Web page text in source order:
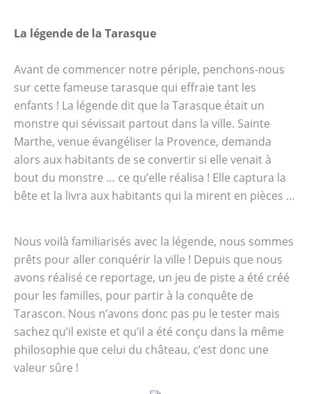
Nous voilà familiarisés avec la légende,
nous sommes prêts pour aller conquérir la
ville ! Depuis que nous avons réalisé ce
reportage, un jeu de piste a été créé pour les
familles, pour partir à la conquête de
Tarascon. Nous n’avons donc pas pu le
tester mais sachez qu’il…
La légende de la Tarasque
Avant de commencer notre périple, penchons-nous
sur cette fameuse tarasque qui effraie tant les
enfants ! La légende dit que la Tarasque était un
monstre qui sévissait partout dans la ville. Sainte
Marthe, venue évangéliser la Provence, demanda
alors aux habitants de se convertir si elle venait à
bout du monstre … ce qu’elle réalisa ! Elle captura la
bête et la livra aux habitants qui la mirent en pièces …
Nous voilà familiarisés avec la légende, nous sommes
prêts pour aller conquérir la ville ! Depuis que nous
avons réalisé ce reportage, un jeu de piste a été créé
pour les familles, pour partir à la conquête de
Tarascon. Nous n’avons donc pas pu le tester mais
sachez qu’il existe et qu’il a été conçu dans la même
philosophie que celui du château, c’est donc une
valeur sûre !